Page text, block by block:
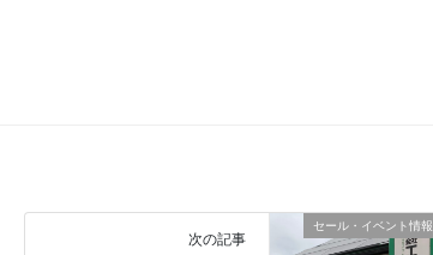
セール・イベント情報
次の記事